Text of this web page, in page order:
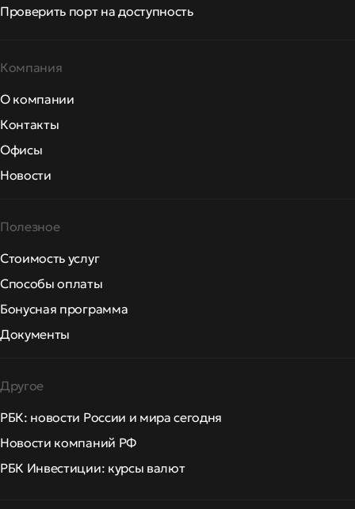
Проверить порт на доступность
Компания
О компании
Контакты
Офисы
Новости
Полезное
Стоимость услуг
Способы оплаты
Бонусная программа
Документы
Другое
РБК: новости России и мира сегодня
Новости компаний РФ
РБК Инвестиции: курсы валют